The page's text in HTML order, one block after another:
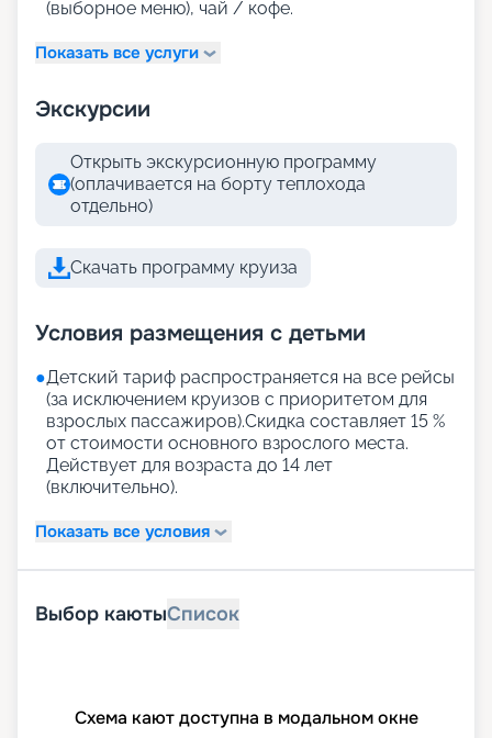
(выборное меню), чай / кофе.
Показать все услуги
Экскурсии
Открыть экскурсионную программу
(оплачивается на борту теплохода
отдельно)
Скачать программу круиза
Условия размещения с детьми
●Детский тариф распространяется на все рейсы
(за исключением круизов с приоритетом для
взрослых пассажиров).Скидка составляет 15 %
от стоимости основного взрослого места.
Действует для возраста до 14 лет
(включительно).
Показать все условия
Выбор каютыСписок
Схема кают доступна в модальном окне